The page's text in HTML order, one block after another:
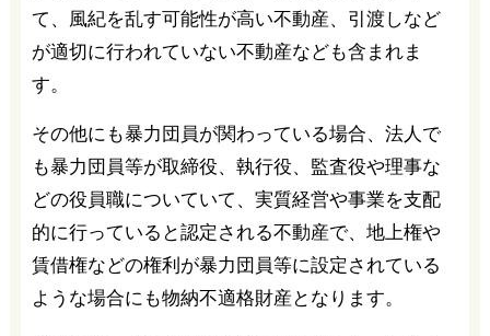
て、風紀を乱す可能性が高い不動産、引渡しなど
が適切に行われていない不動産なども含まれま
す。
その他にも暴力団員が関わっている場合、法人で
も暴力団員等が取締役、執行役、監査役や理事な
どの役員職についていて、実質経営や事業を支配
的に行っていると認定される不動産で、地上権や
賃借権などの権利が暴力団員等に設定されている
ような場合にも物納不適格財産となります。